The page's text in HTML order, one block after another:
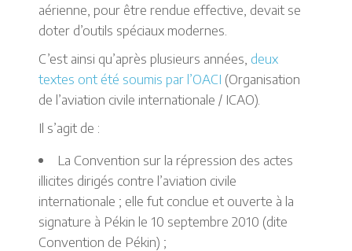
aérienne, pour être rendue effective, devait se
doter d’outils spéciaux modernes.
C’est ainsi qu’après plusieurs années, deux
textes ont été soumis par l’OACI (Organisation
de l’aviation civile internationale / ICAO).
Il s’agit de :
La Convention sur la répression des actes
illicites dirigés contre l’aviation civile
internationale ; elle fut conclue et ouverte à la
signature à Pékin le 10 septembre 2010 (dite
Convention de Pékin) ;